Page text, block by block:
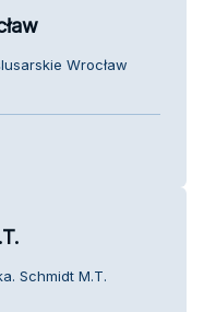
Wrocław
Schmidt M.T.